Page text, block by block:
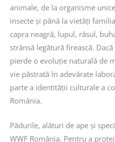
animale, de la organisme
insecte și până la vietăți
capra neagră, lupul, râsul,
strânsă legătură firească.
pierde o evoluție naturală de
vie păstrată în adevărate
parte a identității culturale a
România.
Pădurile, alături de ape și
WWF România. Pentru a